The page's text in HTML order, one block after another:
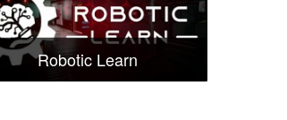
Robotic Learn